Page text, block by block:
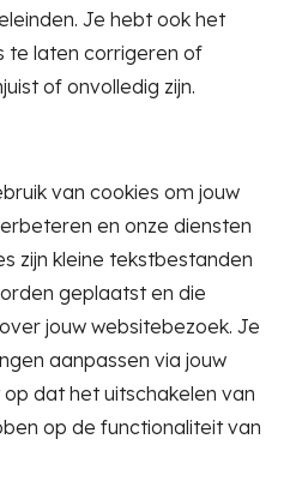
Je hebt ook het
te laten corrigeren of
of onvolledig zijn.
van cookies om jouw
en onze diensten
zijn kleine tekstbestanden
geplaatst en die
jouw websitebezoek. Je
aanpassen via jouw
dat het uitschakelen van
op de functionaliteit van